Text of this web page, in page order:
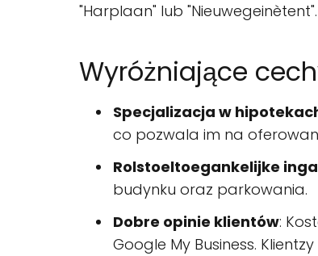
"Harplaan" lub
Wyróżniające
Specjalizacja w
co pozwala im na
Rolstoeltoegankelijke
budynku oraz parkowania.
Dobre opinie klientów:
Google My Business.